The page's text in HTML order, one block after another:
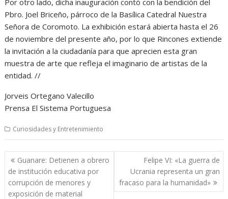
Pbro. Joel Briceño, párroco de la Basílica Catedral Nuestra
Señora de Coromoto. La exhibición estará abierta hasta el 26
de noviembre del presente año, por lo que Rincones extiende
la invitación a la ciudadanía para que aprecien esta gran
muestra de arte que refleja el imaginario de artistas de la
entidad. //
Jorveis Ortegano Valecillo
Prensa El Sistema Portuguesa
Curiosidades y Entretenimiento
Navegación
de
entradas
Guanare: Detienen a obrero
de institución educativa por
corrupción de menores y
exposición de material
Felipe VI: «La guerra de
Ucrania representa un gran
fracaso para la humanidad»